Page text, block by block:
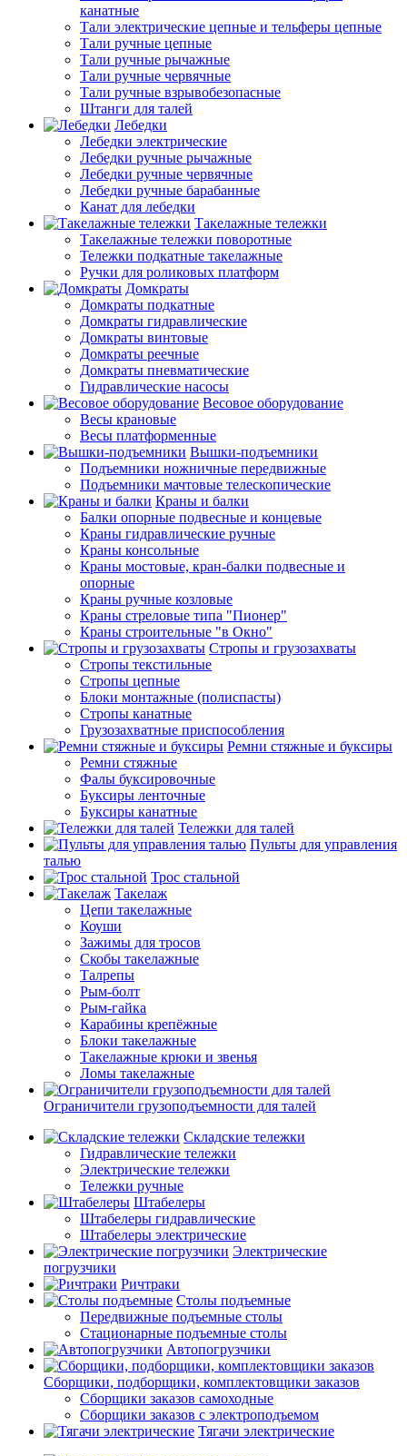
канатные
Тали электрические цепные и тельферы цепные
Тали ручные цепные
Тали ручные рычажные
Тали ручные червячные
Тали ручные взрывобезопасные
Штанги для талей
Лебедки
Лебедки электрические
Лебедки ручные рычажные
Лебедки ручные червячные
Лебедки ручные барабанные
Канат для лебедки
Такелажные тележки
Такелажные тележки поворотные
Тележки подкатные такелажные
Ручки для роликовых платформ
Домкраты
Домкраты подкатные
Домкраты гидравлические
Домкраты винтовые
Домкраты реечные
Домкраты пневматические
Гидравлические насосы
Весовое оборудование
Весы крановые
Весы платформенные
Вышки-подъемники
Подъемники ножничные передвижные
Подъемники мачтовые телескопические
Краны и балки
Балки опорные подвесные и концевые
Краны гидравлические ручные
Краны консольные
Краны мостовые, кран-балки подвесные и
опорные
Краны ручные козловые
Краны стреловые типа "Пионер"
Краны строительные "в Окно"
Стропы и грузозахваты
Стропы текстильные
Стропы цепные
Блоки монтажные (полиспасты)
Стропы канатные
Грузозахватные приспособления
Ремни стяжные и буксиры
Ремни стяжные
Фалы буксировочные
Буксиры ленточные
Буксиры канатные
Тележки для талей
Пульты для управления
талью
Трос стальной
Такелаж
Цепи такелажные
Коуши
Зажимы для тросов
Скобы такелажные
Талрепы
Рым-болт
Рым-гайка
Карабины крепёжные
Блоки такелажные
Такелажные крюки и звенья
Ломы такелажные
Ограничители грузоподъемности для талей
Складские тележки
Гидравлические тележки
Электрические тележки
Тележки ручные
Штабелеры
Штабелеры гидравлические
Штабелеры электрические
Электрические
погрузчики
Ричтраки
Столы подъемные
Передвижные подъемные столы
Стационарные подъемные столы
Автопогрузчики
Сборщики, подборщики, комплектовщики заказов
Сборщики заказов самоходные
Сборщики заказов с электроподъемом
Тягачи электрические